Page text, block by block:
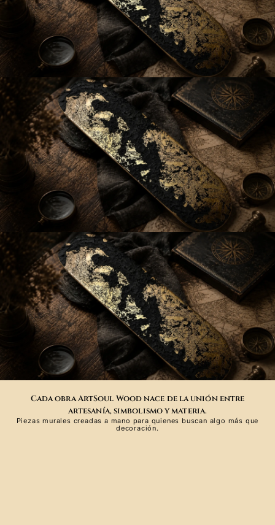
Cada obra ArtSoul Wood nace de la unión entre
artesanía, simbolismo y materia.
Piezas murales creadas a mano para quienes buscan algo más que
decoración.